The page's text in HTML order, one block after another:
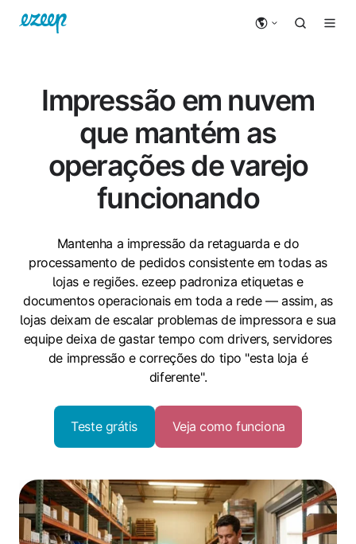
Impressão em nuvem
que mantém as
operações de varejo
funcionando
Mantenha a impressão da retaguarda e do
processamento de pedidos consistente em todas as
lojas e regiões. ezeep padroniza etiquetas e
documentos operacionais em toda a rede — assim, as
lojas deixam de escalar problemas de impressora e sua
equipe deixa de gastar tempo com drivers, servidores
de impressão e correções do tipo "esta loja é
diferente".
Teste grátis Veja como funciona